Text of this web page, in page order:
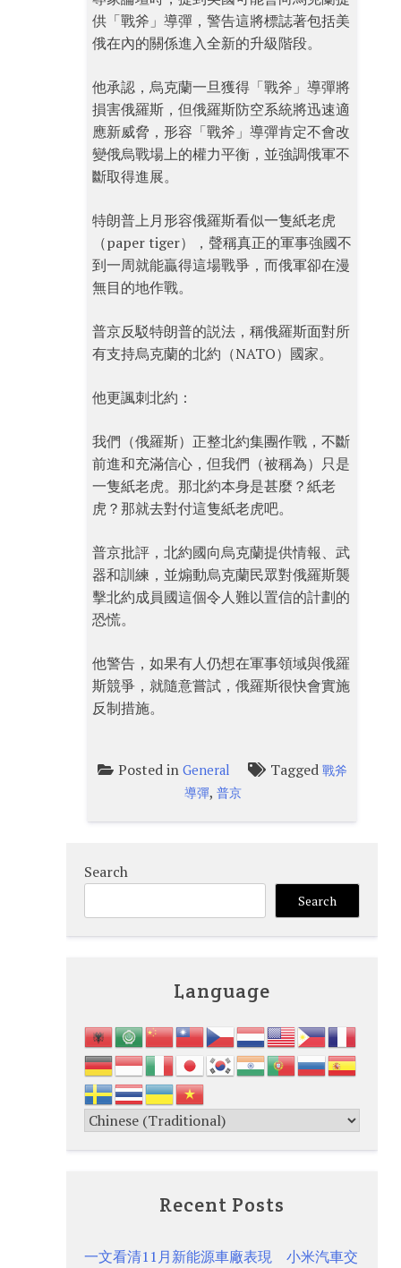
供「戰斧」導彈，警告這將標誌著包括美
俄在內的關係進入全新的升級階段。
他承認，烏克蘭一旦獲得「戰斧」導彈將
損害俄羅斯，但俄羅斯防空系統將迅速適
應新威脅，形容「戰斧」導彈肯定不會改
變俄烏戰場上的權力平衡，並強調俄軍不
斷取得進展。
特朗普上月形容俄羅斯看似一隻紙老虎
（paper tiger），聲稱真正的軍事強國不
到一周就能贏得這場戰爭，而俄軍卻在漫
無目的地作戰。
普京反駁特朗普的説法，稱俄羅斯面對所
有支持烏克蘭的北約（NATO）國家。
他更諷刺北約：
我們（俄羅斯）正整北約集團作戰，不斷
前進和充滿信心，但我們（被稱為）只是
一隻紙老虎。那北約本身是甚麼？紙老
虎？那就去對付這隻紙老虎吧。
普京批評，北約國向烏克蘭提供情報、武
器和訓練，並煽動烏克蘭民眾對俄羅斯襲
擊北約成員國這個令人難以置信的計劃的
恐慌。
他警告，如果有人仍想在軍事領域與俄羅
斯競爭，就隨意嘗試，俄羅斯很快會實施
反制措施。
Posted in General Tagged 戰斧
導彈,普京
Search
Search
Language
Recent Posts
一文看清11月新能源車廠表現 小米汽車交